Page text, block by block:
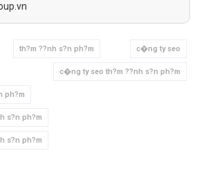
th?m ??nh s?n ph?m c�ng ty seo
c�ng ty seo th?m ??nh s?n ph?m
ph?m
s?n ph?m
s?n ph?m